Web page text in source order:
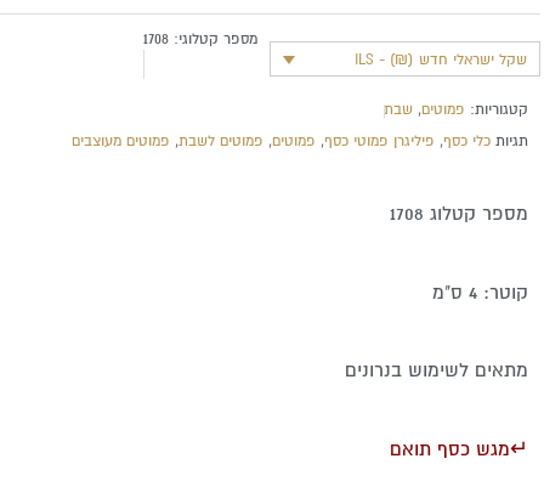
שקל ישראלי חדש (₪) - ILS
מספר קטלוגי:1708
קטגוריות: פמוטים,שבת
תגיות כלי כסף,פיליגרן פמוטי כסף,פמוטים,פמוטים לשבת,פמוטים מעוצבים
מספר קטלוג 1708
קוטר: 4 ס"מ
מתאים לשימוש בנרונים
↵מגש כסף תואם